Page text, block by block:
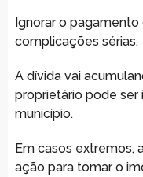
Ignorar o pagamento
complicações sérias.
A dívida vai
proprietário pode ser
município.
Em casos extremos,
ação para tomar o